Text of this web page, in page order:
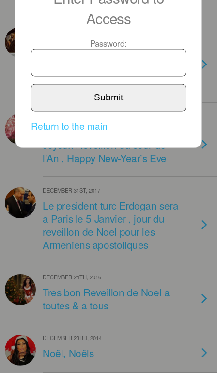
C’est Noël ! Encore ? Oui : le 6
les orthodoxes
La planete passe en 2020 :
Joyeux Reveillon du Jour de
l’An , Happy New-Year’s Eve
DECEMBER 31ST, 2017
Le president turc Erdogan sera
a Paris le 5 Janvier , jour du
reveillon de Noel pour les
Armeniens apostoliques
DECEMBER 24TH, 2016
Tres bon Reveillon de Noel a
toutes & a tous
DECEMBER 23RD, 2014
Noël, Noëls
Access
Password:
Submit
Return to the main